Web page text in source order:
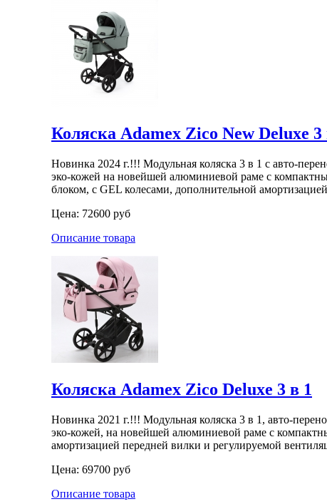
Коляска Adamex Zico New Deluxe 3
Новинка 2024 г.!!! Модульная коляска 3 в 1 с авто-
эко-кожей на новейшей алюминиевой раме с
блоком, с GEL колесами, дополнительной
Цена: 72600 руб
Описание товара
Коляска Adamex Zico Deluxe 3 в 1
Новинка 2021 г.!!! Модульная коляска 3 в 1, авто-
эко-кожей, на новейшей алюминиевой раме с
амортизацией передней вилки и регулируемой
Цена: 69700 руб
Описание товара